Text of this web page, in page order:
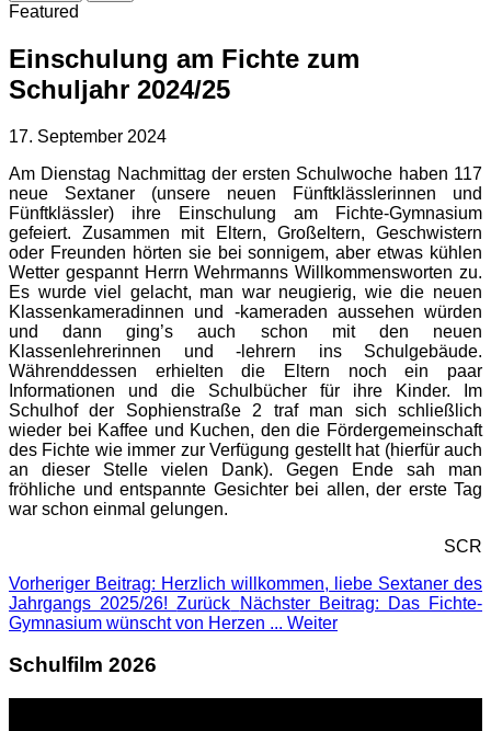
Featured
Einschulung am Fichte zum
Schuljahr 2024/25
17. September 2024
Am Dienstag Nachmittag der ersten Schulwoche haben 117
neue Sextaner (unsere neuen Fünftklässlerinnen und
Fünftklässler) ihre Einschulung am Fichte-Gymnasium
gefeiert. Zusammen mit Eltern, Großeltern, Geschwistern
oder Freunden hörten sie bei sonnigem, aber etwas kühlen
Wetter gespannt Herrn Wehrmanns Willkommensworten zu.
Es wurde viel gelacht, man war neugierig, wie die neuen
Klassenkameradinnen und -kameraden aussehen würden
und dann ging’s auch schon mit den neuen
Klassenlehrerinnen und -lehrern ins Schulgebäude.
Währenddessen erhielten die Eltern noch ein paar
Informationen und die Schulbücher für ihre Kinder. Im
Schulhof der Sophienstraße 2 traf man sich schließlich
wieder bei Kaffee und Kuchen, den die Fördergemeinschaft
des Fichte wie immer zur Verfügung gestellt hat (hierfür auch
an dieser Stelle vielen Dank). Gegen Ende sah man
fröhliche und entspannte Gesichter bei allen, der erste Tag
war schon einmal gelungen.
SCR
Vorheriger Beitrag: Herzlich willkommen, liebe Sextaner des
Jahrgangs 2025/26!Zurück
Nächster Beitrag: Das Fichte-
Gymnasium wünscht von Herzen ... Weiter
Schulfilm 2026